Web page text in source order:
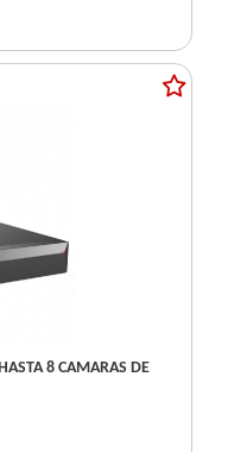
8 CAMARAS DE